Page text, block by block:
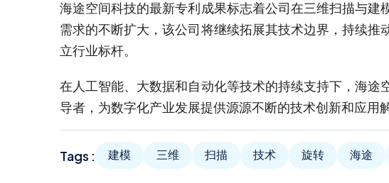
海途空间科技的最新专利成果标志着公司在三维扫描与建
需求的不断扩大，该公司将继续拓展其技术边界，持续推
立行业标杆。
在人工智能、大数据和自动化等技术的持续支持下，海途
导者，为数字化产业发展提供源源不断的技术创新和应用
Tags : 建模 三维 扫描 技术 旋转 海途